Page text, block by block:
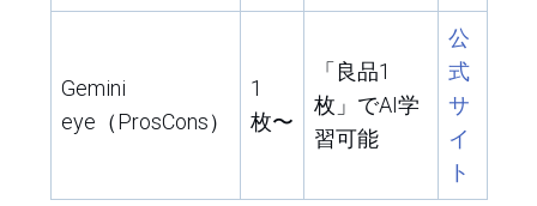
Gemini
eye（ProsCons）
1
枚〜
「良品1
枚」でAI学
習可能
公
式
サ
イ
ト